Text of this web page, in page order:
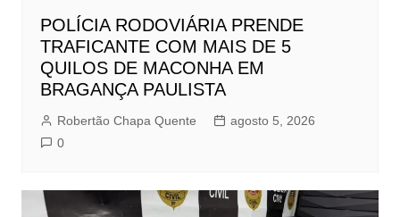
POLÍCIA RODOVIÁRIA PRENDE
TRAFICANTE COM MAIS DE 5
QUILOS DE MACONHA EM
BRAGANÇA PAULISTA
Robertão Chapa Quente
agosto 5, 2026
0